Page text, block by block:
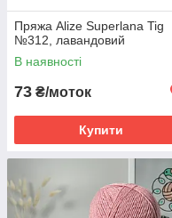
Пряжа Alize Superlana Tig
№312, лавандовий
В наявності
73 ₴/моток
Купити